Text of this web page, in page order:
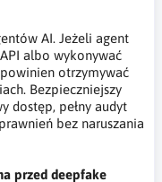
AI. Jeżeli agent
albo wykonywać
otrzymywać
Bezpieczniejszy
dostęp, pełny audyt
bez naruszania
przed deepfake